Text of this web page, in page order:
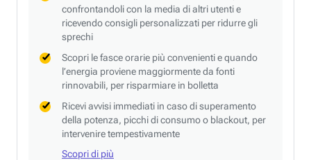
confrontandoli con la media di altri utenti e
ricevendo consigli personalizzati per ridurre gli
sprechi
Scopri le fasce orarie più convenienti e quando
l’energia proviene maggiormente da fonti
rinnovabili, per risparmiare in bolletta
Ricevi avvisi immediati in caso di superamento
della potenza, picchi di consumo o blackout, per
intervenire tempestivamente
Scopri di più